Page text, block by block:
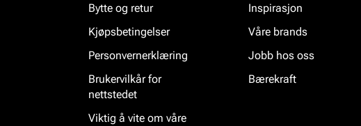
Bytte og retur
Kjøpsbetingelser
Personvernerklæring
Brukervilkår for
nettstedet
Viktig å vite om våre
Inspirasjon
Våre brands
Jobb hos oss
Bærekraft